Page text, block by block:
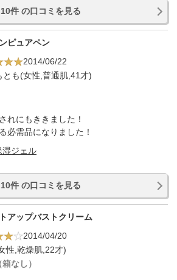
10件 の口コミを見る
ピュアペン
2014/06/22
とも(女性,普通肌,41才)
れにもききました！
必需品になりました！
湿ジェル
10件 の口コミを見る
アップバストクリーム
2014/04/20
性,乾燥肌,22才)
なし）